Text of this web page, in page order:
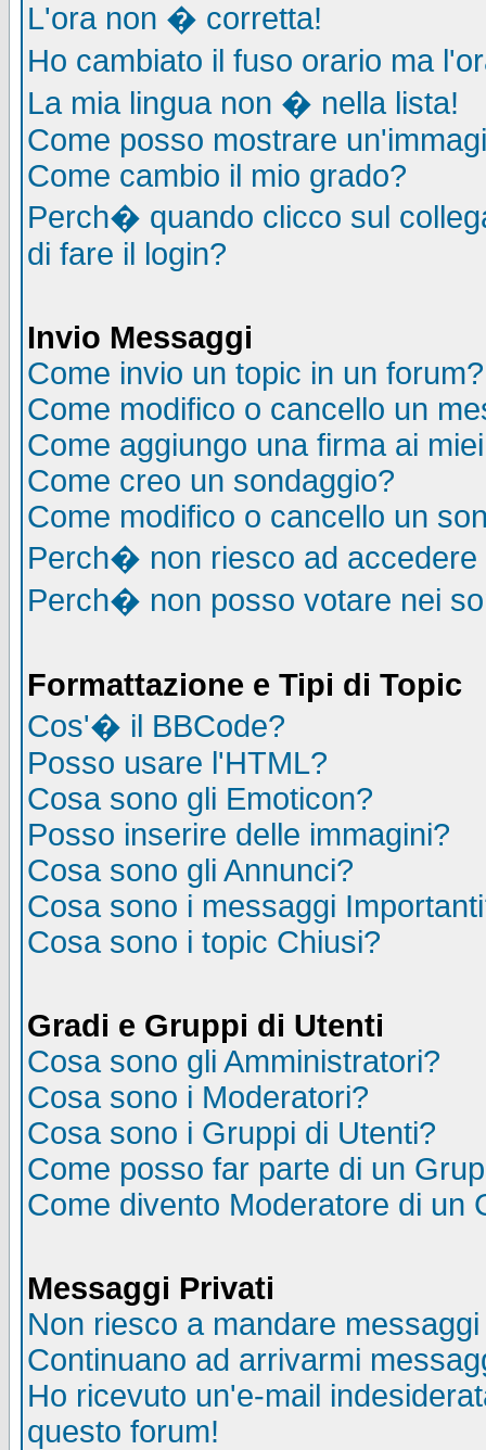
L'ora non � corretta!
Ho cambiato il fuso orario ma
La mia lingua non � nella lista!
Come posso mostrare
Come cambio il mio grado?
Perch� quando clicco sul
di fare il login?
Invio Messaggi
Come invio un topic in un forum?
Come modifico o cancello un
Come aggiungo una firma ai
Come creo un sondaggio?
Come modifico o cancello un
Perch� non riesco ad accedere
Perch� non posso votare nei
Formattazione e Tipi di Topic
Cos'� il BBCode?
Posso usare l'HTML?
Cosa sono gli Emoticon?
Posso inserire delle immagini?
Cosa sono gli Annunci?
Cosa sono i messaggi
Cosa sono i topic Chiusi?
Gradi e Gruppi di Utenti
Cosa sono gli Amministratori?
Cosa sono i Moderatori?
Cosa sono i Gruppi di Utenti?
Come posso far parte di un
Come divento Moderatore di un
Messaggi Privati
Non riesco a mandare
Continuano ad arrivarmi
Ho ricevuto un'e-mail
questo forum!